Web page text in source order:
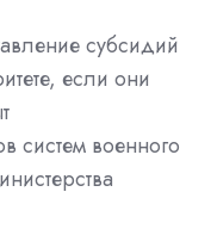
субсидий
если они
систем военного